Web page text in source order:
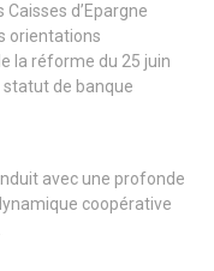
d’Epargne
orientations
la réforme du 25 juin
statut de banque
avec une profonde
coopérative